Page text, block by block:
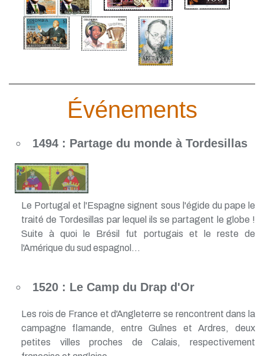
Événements
1494 : Partage du monde à Tordesillas
Le Portugal et l'Espagne signent sous l'égide du pape le
traité de Tordesillas par lequel ils se partagent le globe !
Suite à quoi le Brésil fut portugais et le reste de
l'Amérique du sud espagnol...
1520 : Le Camp du Drap d'Or
Les rois de France et d'Angleterre se rencontrent dans la
campagne flamande, entre Guînes et Ardres, deux
petites villes proches de Calais, respectivement